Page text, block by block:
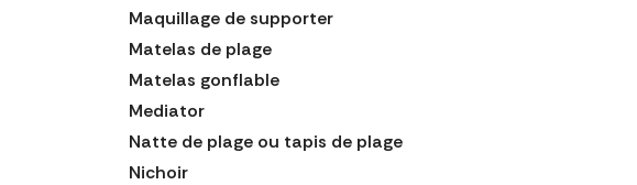
Maquillage de supporter
Matelas de plage
Matelas gonflable
Mediator
Natte de plage ou tapis de plage
Nichoir